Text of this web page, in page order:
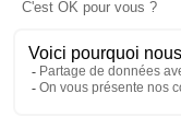
Politique de confidentialité
Mentions légales